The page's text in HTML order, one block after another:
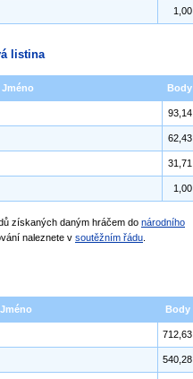
1,00
listina
Jméno Body
93,14
62,43
31,71
1,00
získaných daným hráčem do národního
naleznete v soutěžním řádu
Jméno Body
712,63
540,28